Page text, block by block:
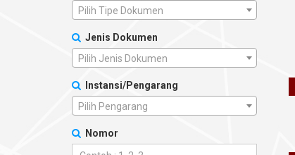
Pilih Tipe Dokumen
Jenis Dokumen
Pilih Jenis Dokumen
Instansi/Pengarang
Pilih Pengarang
Nomor